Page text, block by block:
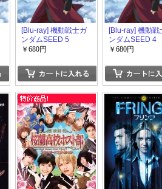
[Blu-ray] 機動戦士ガ
ンダムSEED 5
￥680円
[Blu-ray] 機動戦
ンダムSEED 4
￥680円